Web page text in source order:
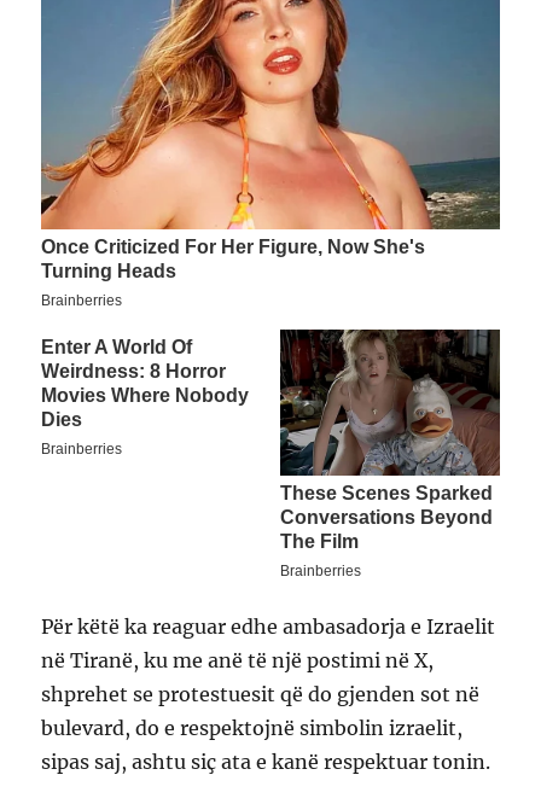
Për këtë ka reaguar edhe ambasadorja e Izraelit
në Tiranë, ku me anë të një postimi në X,
shprehet se protestuesit që do gjenden sot në
bulevard, do e respektojnë simbolin izraelit,
sipas saj, ashtu siç ata e kanë respektuar tonin.